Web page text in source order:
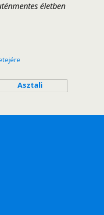
életben
Asztali